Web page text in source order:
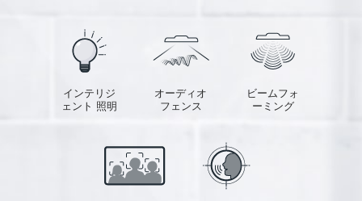
インテリジ
ェント 照明
オーディオ
フェンス
ビームフォ
ーミング